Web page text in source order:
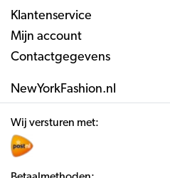
Klantenservice
Mijn account
Contactgegevens
NewYorkFashion.nl
Wij versturen met: